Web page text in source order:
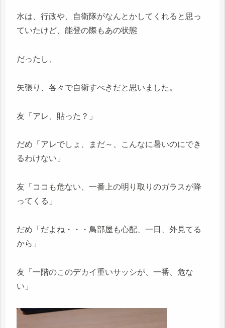
水は、行政や、自衛隊がなんとかしてくれると思っ
ていたけど、能登の際もあの状態
だったし、
矢張り、各々で自衛すべきだと思いました。
友「アレ、貼った？」
だめ「アレでしょ、まだ～、こんなに暑いのにでき
るわけない」
友「ココも危ない、一番上の明り取りのガラスが降
ってくる」
だめ「だよね・・・鳥部屋も心配、一日、外見てる
から」
友「一階のこのデカイ重いサッシが、一番、危な
い」